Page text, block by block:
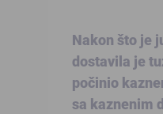
Nakon što je
dostavila je
počinio
sa kaznenim